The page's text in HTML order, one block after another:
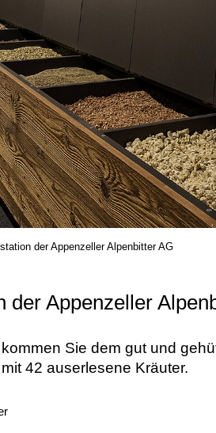
der Appenzeller Alpenbitter AG
der Appenzeller
Sie dem gut und
42 auserlesene Kräuter.